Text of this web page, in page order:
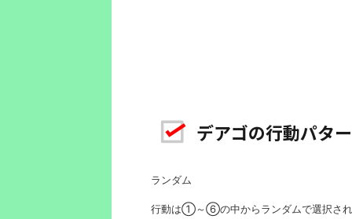
デアゴの行動パタ
ランダム
行動は①～⑥の中からランダムで選択され